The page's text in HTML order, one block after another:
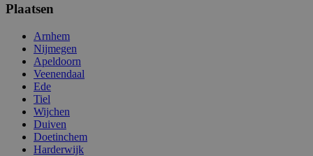
Plaatsen
Arnhem
Nijmegen
Apeldoorn
Veenendaal
Ede
Tiel
Wijchen
Duiven
Doetinchem
Harderwijk